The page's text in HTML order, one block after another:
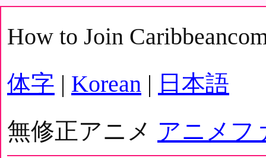
How to Join
体字 | Korean | 日本語
無修正アニメ アニメフ